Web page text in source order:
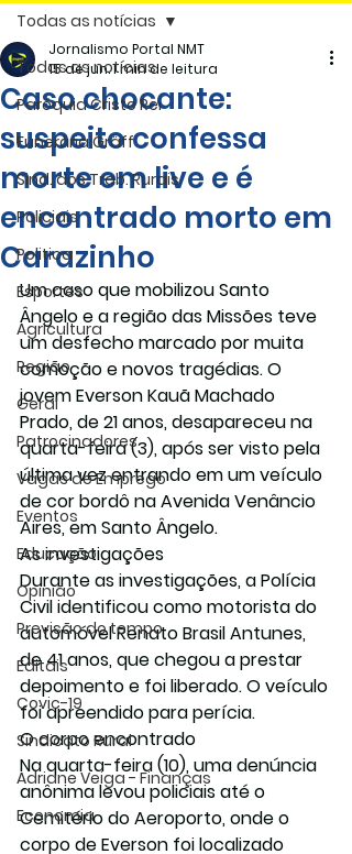
Todas as notícias
Paróquia Cristo Rei
Funerária Gräff
Sind. dos Trab. Rurais
Policiais
Politica
Esportes
Agricultura
Região
Geral
Patrocinadores
Vagas de Emprego
Eventos
Educação
Opinião
Previsão do tempo
Editais
Covic-19
Sindicato Rural
Adriane Veiga - Finanças
Economia
Todas as notícias
Caso chocante:
suspeito confessa
morte em live e é
encontrado morto em
Carazinho
Jornalismo Portal NMT
15 de jun.1 min de leitura
Um caso que mobilizou Santo
Ângelo e a região das Missões teve
um desfecho marcado por muita
comoção e novos tragédias. O
jovem Everson Kauã Machado
Prado, de 21 anos, desapareceu na
quarta-feira (3), após ser visto pela
última vez entrando em um veículo
de cor bordô na Avenida Venâncio
Aires, em Santo Ângelo.
As investigações
Durante as investigações, a Polícia
Civil identificou como motorista do
automóvel Renato Brasil Antunes,
de 41 anos, que chegou a prestar
depoimento e foi liberado. O veículo
foi apreendido para perícia.
O corpo encontrado
Na quarta-feira (10), uma denúncia
anônima levou policiais até o
Cemitério do Aeroporto, onde o
corpo de Everson foi localizado